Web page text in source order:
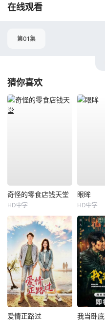
在线观看
第01集
猜你喜欢
奇怪的零食店钱天堂
HD中字
眼眸
HD中字
爱情正路过 我当卧